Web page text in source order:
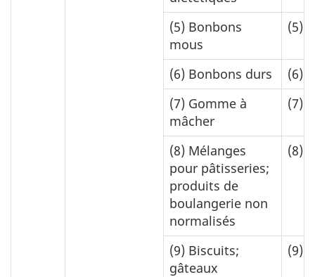
(5) Bonbons
mous
(5)
(6) Bonbons durs (6)
(7) Gomme à
mâcher
(7)
(8) Mélanges
pour pâtisseries;
produits de
boulangerie non
normalisés
(8)
(9) Biscuits;
gâteaux
(9)